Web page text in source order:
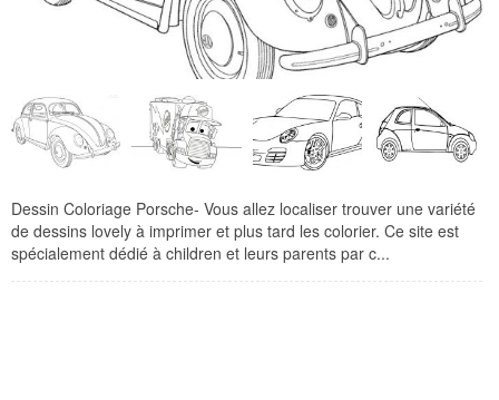
Dessin Coloriage Porsche- Vous allez localiser trouver une variété
de dessins lovely à imprimer et plus tard les colorier. Ce site est
spécialement dédié à children et leurs parents par c...